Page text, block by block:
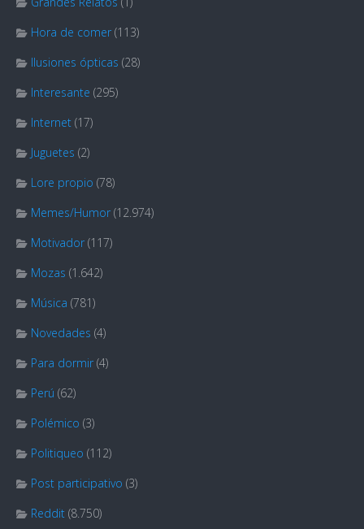
Hora de comer (113)
Ilusiones ópticas (28)
Interesante (295)
Internet (17)
Juguetes (2)
Lore propio (78)
Memes/Humor (12.974)
Motivador (117)
Mozas (1.642)
Música (781)
Novedades (4)
Para dormir (4)
Perú (62)
Polémico (3)
Politiqueo (112)
Post participativo (3)
Reddit (8.750)